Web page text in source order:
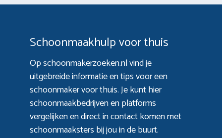
Schoonmaakhulp voor thuis
Op schoonmakerzoeken.nl vind je
uitgebreide informatie en tips voor een
schoonmaker voor thuis. Je kunt hier
schoonmaakbedrijven en platforms
vergelijken en direct in contact komen met
schoonmaaksters bij jou in de buurt.